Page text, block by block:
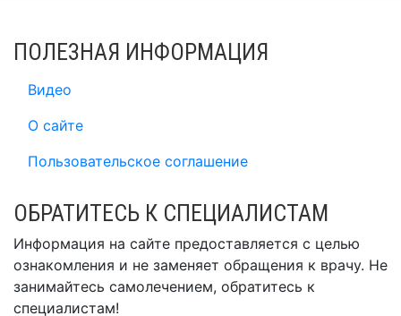
ПОЛЕЗНАЯ ИНФОРМАЦИЯ
Видео
О сайте
Пользовательское соглашение
ОБРАТИТЕСЬ К СПЕЦИАЛИСТАМ
Информация на сайте предоставляется с целью
ознакомления и не заменяет обращения к врачу. Не
занимайтесь самолечением, обратитесь к
специалистам!